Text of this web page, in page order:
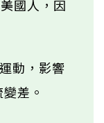
國人，因
動，影響
差。